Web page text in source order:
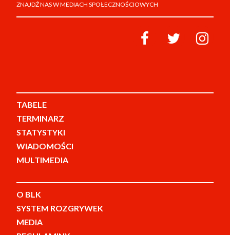
ZNAJDŹ NAS W MEDIACH SPOŁECZNOŚCIOWYCH
TABELE
TERMINARZ
STATYSTYKI
WIADOMOŚCI
MULTIMEDIA
O BLK
SYSTEM ROZGRYWEK
MEDIA